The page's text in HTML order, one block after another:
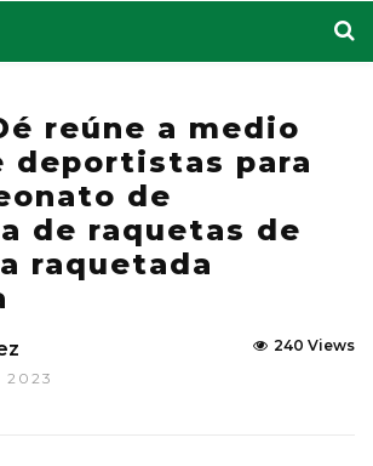
reúne a medio
deportistas para
de
de raquetas de
raquetada
2023
240 Views